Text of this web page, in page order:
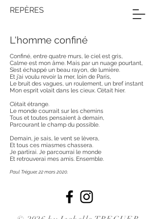
REPÈRES
L'homme confiné
Confiné, entre quatre murs, le ciel est gris,
Calme est mon âme. Mais par un nuage pourtant,
S’est échappé un beau rayon, de lumière.
Et j’ai voulu revoir la mer, loin de Paris,
Le bruit des vagues, un roulement, un bref instant
Mon esprit volait dans les cieux. C’était hier.
C’était étrange.
Le monde courrait sur les chemins
Tous et toutes pensaient à demain,
Parcourant le champ du possible.
Demain, je sais, le vent se lèvera,
Et tous ces miasmes chassera.
Je partirai. Je parcourrai le monde
Et retrouverai mes amis. Ensemble.
Paul Tréguer, 22 mars 2020.